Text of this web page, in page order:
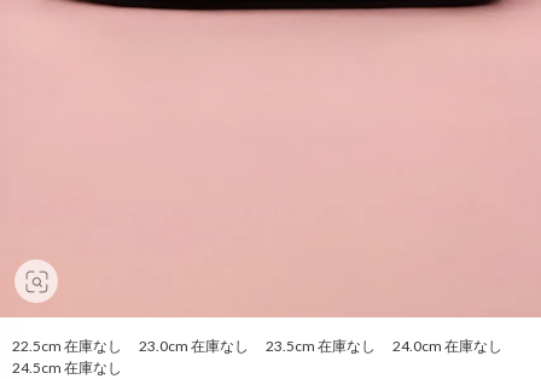
22.5cm 在庫なし 23.0cm 在庫なし 23.5cm 在庫なし 24.0cm 在庫なし
24.5cm 在庫なし